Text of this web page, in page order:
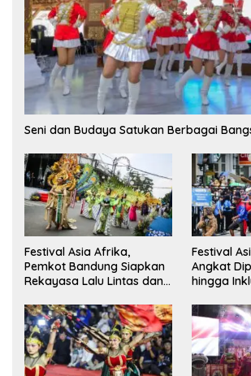
Seni dan Budaya Satukan Berbagai
Festival Asia Afrika,
Pemkot Bandung Siapkan
Rekayasa Lalu Lintas dan
Festival
Angkat
hingga
Duta